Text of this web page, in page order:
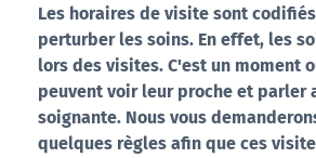
Les horaires de visite sont
perturber les soins. En effet, les
lors des visites. C'est un moment
peuvent voir leur proche et parler
soignante. Nous vous
quelques règles afin que ces